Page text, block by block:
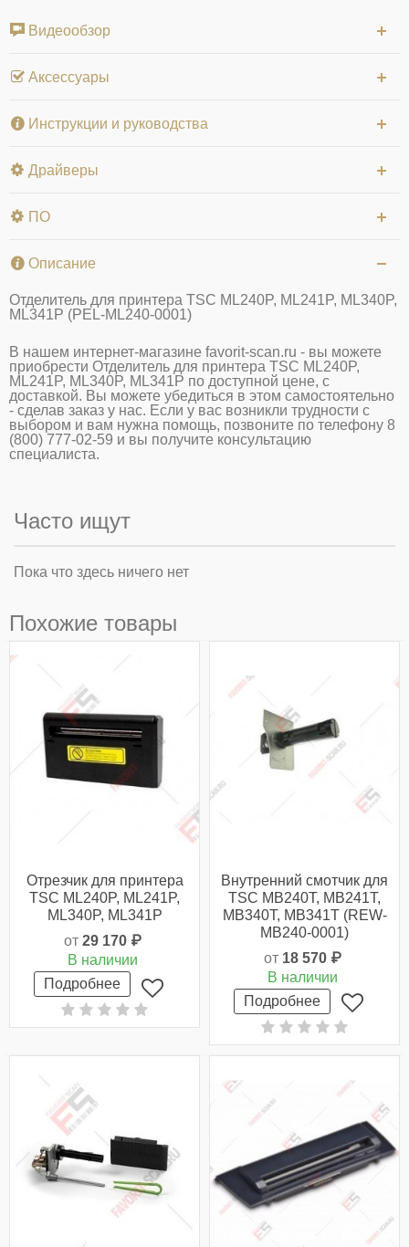
Видеообзор
Аксессуары
Инструкции и руководства
Драйверы
ПО
Описание
Отделитель для принтера TSC ML240P, ML241P, ML340P,
ML341P (PEL-ML240-0001)
В нашем интернет-магазине favorit-scan.ru - вы можете
приобрести Отделитель для принтера TSC ML240P,
ML241P, ML340P, ML341P по доступной цене, с
доставкой. Вы можете убедиться в этом самостоятельно
- сделав заказ у нас. Если у вас возникли трудности с
выбором и вам нужна помощь, позвоните по телефону 8
(800) 777-02-59 и вы получите консультацию
специалиста.
Часто ищут
Пока что здесь ничего нет
Похожие товары
Отрезчик для принтера
TSC ML240P, ML241P,
ML340P, ML341P
от 29 170 ₽
В наличии
Подробнее
Внутренний смотчик для
TSC MB240T, MB241T,
MB340T, MB341T (REW-
MB240-0001)
от 18 570 ₽
В наличии
Подробнее